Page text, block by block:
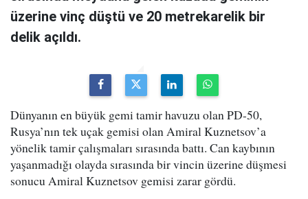
üzerine vinç düştü ve 20 metrekarelik bir
delik açıldı.
Dünyanın en büyük gemi tamir havuzu olan PD-50,
Rusya’nın tek uçak gemisi olan Amiral Kuznetsov’a
yönelik tamir çalışmaları sırasında battı. Can kaybının
yaşanmadığı olayda sırasında bir vincin üzerine düşmesi
sonucu Amiral Kuznetsov gemisi zarar gördü.